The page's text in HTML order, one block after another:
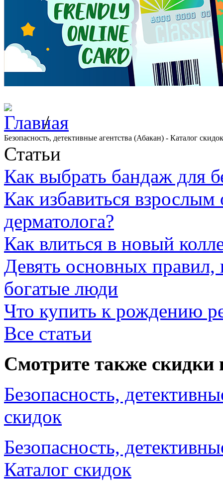
/
Безопасность, детективные агентства (Абакан) - Каталог скидок
Статьи
Как выбрать бандаж для
Как избавиться
дерматолога?
Как влиться в новый
Девять основных
богатые люди
Что купить к рождению
Все статьи
Смотрите также скидки
Безопасность,
скидок
Безопасность,
Каталог скидок